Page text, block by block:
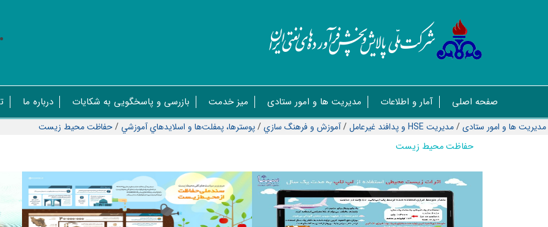
صفحه اصلی آمار و اطلاعات مدیریت ها و امور ستادی میز خدمت بازرسی و پاسخگویی به شکایات درباره ما
مدیریت ها و امور ستادی/مدیریت HSE و پدافند غیرعامل /آموزش و فرهنگ سازي/پوسترها، پمفلت‌ها و اسلايدهاي آموزشي /حفاظت محيط زيست
حفاظت محیط زیست